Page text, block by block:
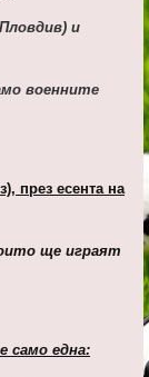
и
военните
през есента на
ще играят
само една: